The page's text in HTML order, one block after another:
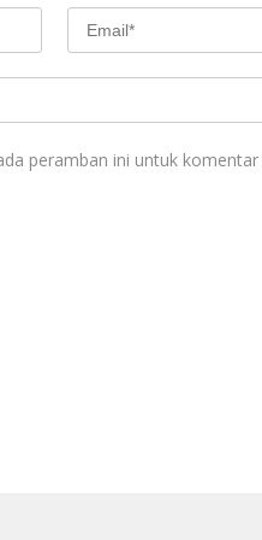
peramban ini untuk komentar